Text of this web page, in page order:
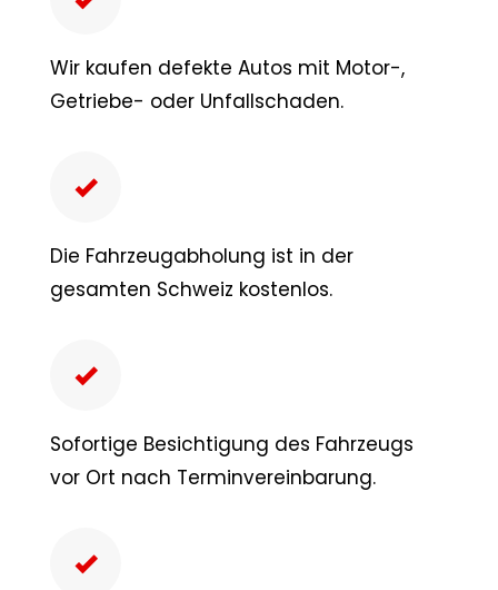
Wir kaufen defekte Autos mit Motor-,
Getriebe- oder Unfallschaden.
Die Fahrzeugabholung ist in der
gesamten Schweiz kostenlos.
Sofortige Besichtigung des Fahrzeugs
vor Ort nach Terminvereinbarung.